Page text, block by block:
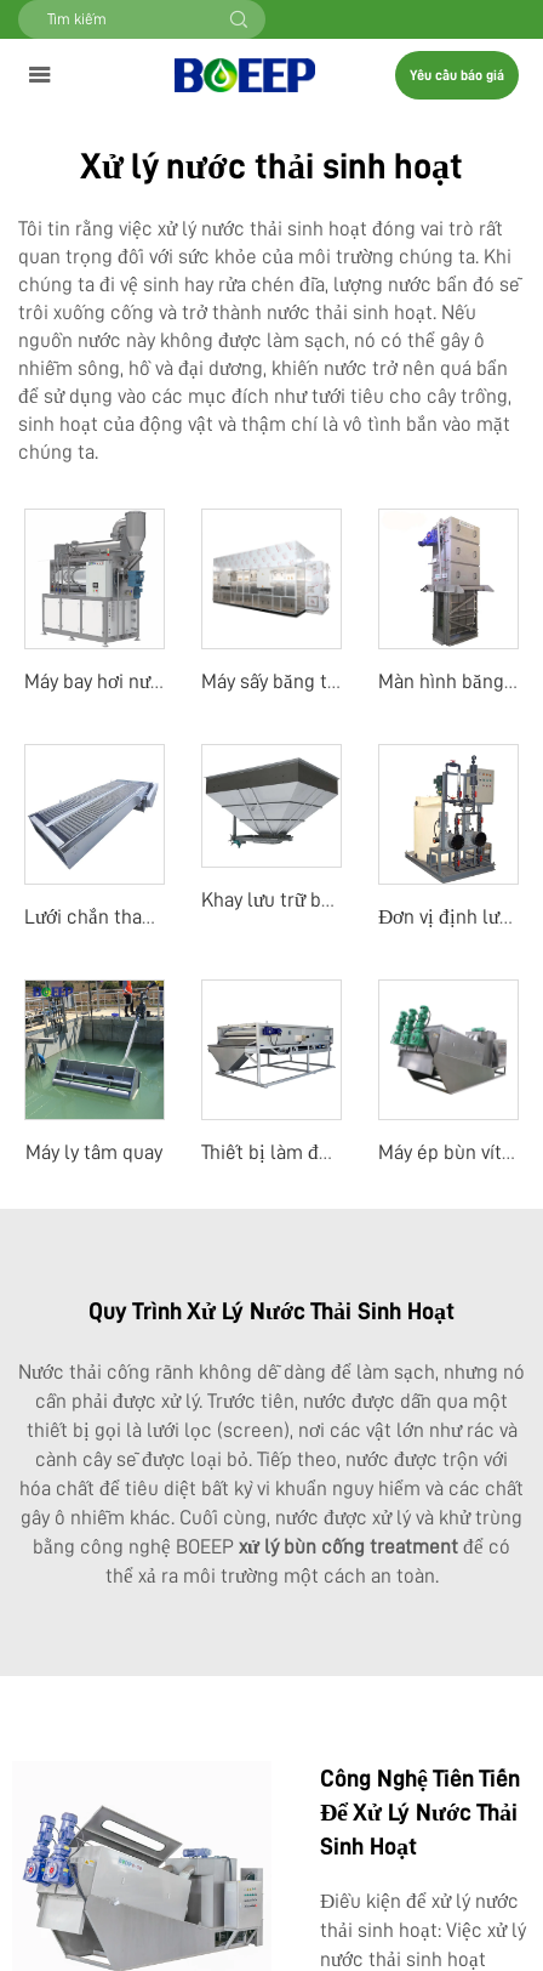
Yêu cầu báo giá
Xử lý nước thải sinh hoạt
Tôi tin rằng việc xử lý nước thải sinh hoạt đóng vai trò rất
quan trọng đối với sức khỏe của môi trường chúng ta. Khi
chúng ta đi vệ sinh hay rửa chén đĩa, lượng nước bẩn đó sẽ
trôi xuống cống và trở thành nước thải sinh hoạt. Nếu
nguồn nước này không được làm sạch, nó có thể gây ô
nhiễm sông, hồ và đại dương, khiến nước trở nên quá bẩn
để sử dụng vào các mục đích như tưới tiêu cho cây trồng,
sinh hoạt của động vật và thậm chí là vô tình bắn vào mặt
chúng ta.
Máy bay hơi nước thải Máy sấy băng tải nhiệt độ thấp bằng bơm nhiệt Màn hình băng dòng trung tâm
Lưới chắn thanh mảnh
Khay lưu trữ bùn
Đơn vị định lượng thủ công
Máy ly tâm quay Thiết bị làm đặc băng tải trọng lực Máy ép bùn vít tiền làm đặc di động
Quy Trình Xử Lý Nước Thải Sinh Hoạt
Nước thải cống rãnh không dễ dàng để làm sạch, nhưng nó
cần phải được xử lý. Trước tiên, nước được dẫn qua một
thiết bị gọi là lưới lọc (screen), nơi các vật lớn như rác và
cành cây sẽ được loại bỏ. Tiếp theo, nước được trộn với
hóa chất để tiêu diệt bất kỳ vi khuẩn nguy hiểm và các chất
gây ô nhiễm khác. Cuối cùng, nước được xử lý và khử trùng
bằng công nghệ BOEEP xử lý bùn cống treatment để có
thể xả ra môi trường một cách an toàn.
Công Nghệ Tiên Tiến
Để Xử Lý Nước Thải
Sinh Hoạt
Điều kiện để xử lý nước
thải sinh hoạt: Việc xử lý
nước thải sinh hoạt